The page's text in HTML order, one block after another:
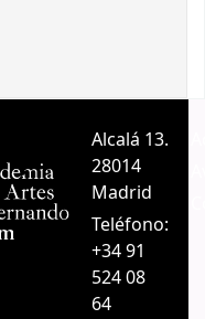
Alcalá 13.
28014
Madrid
Teléfono:
+34 91
524 08
64